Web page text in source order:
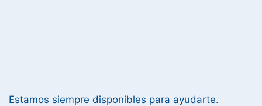
Estamos siempre disponibles para ayudarte.